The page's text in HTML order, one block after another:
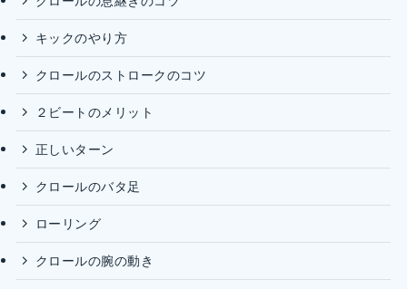
キックのやり方
クロールのストロークのコツ
２ビートのメリット
正しいターン
クロールのバタ足
ローリング
クロールの腕の動き